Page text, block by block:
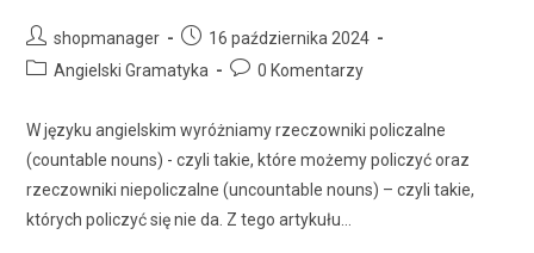
shopmanager
16 października 2024
Angielski Gramatyka
0 Komentarzy
W języku angielskim wyróżniamy rzeczowniki policzalne
(countable nouns) - czyli takie, które możemy policzyć oraz
rzeczowniki niepoliczalne (uncountable nouns) – czyli takie,
których policzyć się nie da. Z tego artykułu…